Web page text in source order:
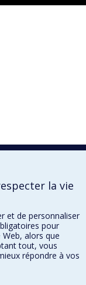
Montréal
la vie
et de personnaliser
pour
alors que
tout, vous
répondre à vos